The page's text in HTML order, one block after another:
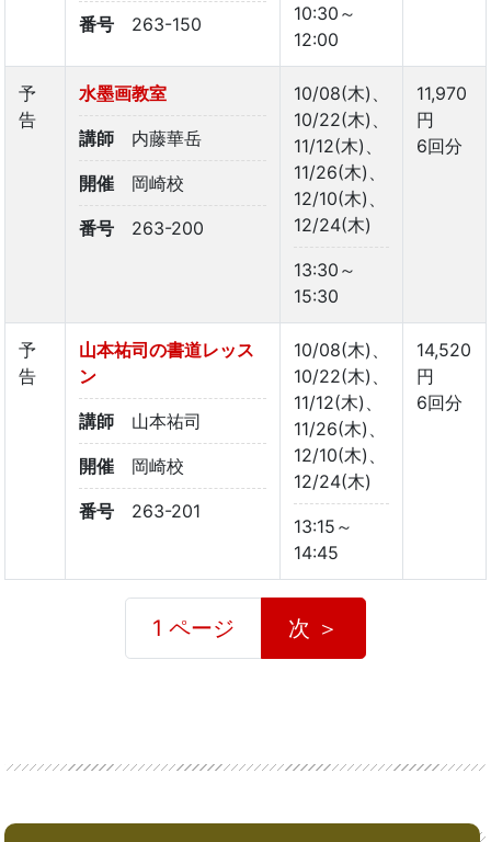
番号 263-150
10:30～
12:00
予
告
水墨画教室
講師 内藤華岳
開催 岡崎校
番号 263-200
10/08(木)、
10/22(木)、
11/12(木)、
11/26(木)、
12/10(木)、
12/24(木)
13:30～
15:30
11,970
円
6回分
予
告
山本祐司の書道レッス
ン
講師 山本祐司
開催 岡崎校
番号 263-201
10/08(木)、
10/22(木)、
11/12(木)、
11/26(木)、
12/10(木)、
12/24(木)
13:15～
14:45
14,520
円
6回分
1 ページ 次 ＞